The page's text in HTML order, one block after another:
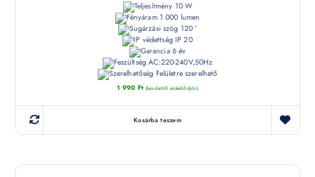
10 W
1 000 lumen
120 °
IP 20
6 év
AC:220-240V,50Hz
Felületre szerelhető
1 990 Ft (készletről érdeklődjön)
Kosárba teszem